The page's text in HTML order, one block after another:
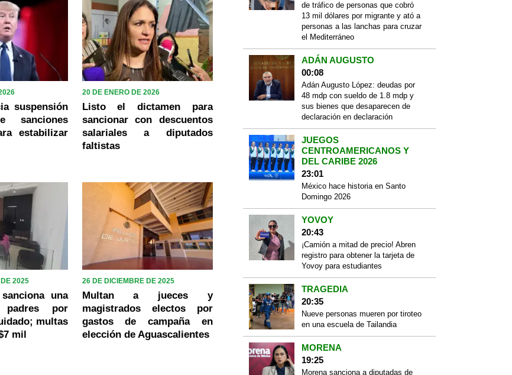
suspensión
sanciones
estabilizar
20 DE ENERO DE 2026
Listo el dictamen para
sancionar con descuentos
salariales a diputados
faltistas
2025
una
padres por
multas
mil
26 DE DICIEMBRE DE 2025
Multan a jueces y
magistrados electos por
gastos de campaña en
elección de Aguascalientes
de tráfico de personas que cobró
13 mil dólares por migrante y ató a
personas a las lanchas para cruzar
el Mediterráneo
ADÁN AUGUSTO
00:08
Adán Augusto López: deudas por
48 mdp con sueldo de 1.8 mdp y
sus bienes que desaparecen de
declaración en declaración
JUEGOS
CENTROAMERICANOS Y
DEL CARIBE 2026
23:01
México hace historia en Santo
Domingo 2026
YOVOY
20:43
¡Camión a mitad de precio! Abren
registro para obtener la tarjeta de
Yovoy para estudiantes
TRAGEDIA
20:35
Nueve personas mueren por tiroteo
en una escuela de Tailandia
MORENA
19:25
Morena sanciona a diputadas de